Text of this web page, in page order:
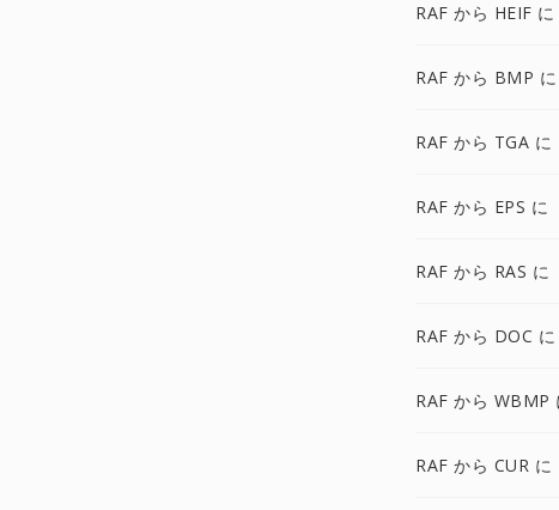
RAF から HEIF に
RAF から BMP に
RAF から TGA に
RAF から EPS に
RAF から RAS に
RAF から DOC に
RAF から WBMP
RAF から CUR に